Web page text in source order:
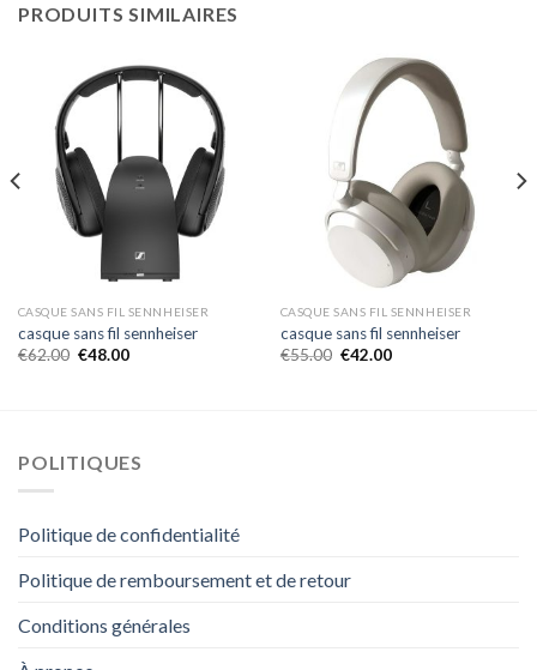
PRODUITS SIMILAIRES
CASQUE SANS FIL SENNHEISER
casque sans fil sennheiser
€62.00 €48.00
CASQUE SANS FIL SENNHEISER
casque sans fil sennheiser
€55.00 €42.00
POLITIQUES
Politique de confidentialité
Politique de remboursement et de retour
Conditions générales